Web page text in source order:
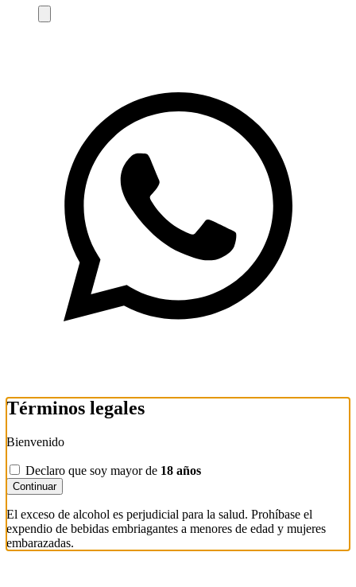
Términos legales
Bienvenido
Declaro que soy mayor de 18 años
Continuar
El exceso de alcohol es perjudicial para la salud. Prohíbase el
expendio de bebidas embriagantes a menores de edad y mujeres
embarazadas.